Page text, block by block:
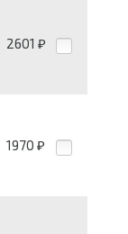
2601 ₽
1970 ₽